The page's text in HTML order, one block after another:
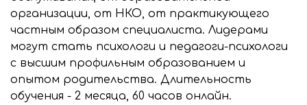
организации, от НКО, от практикующего
частным образом специалиста. Лидерами
могут стать психологи и педагоги-психологи
с высшим профильным образованием и
опытом родительства. Длительность
обучения - 2 месяца, 60 часов онлайн.